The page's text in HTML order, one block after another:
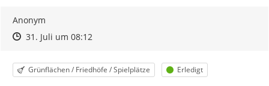
Anonym
Zeitpunkt des Erstellens
Zeitpunkt des Erstellens
31. Juli um 08:12Zur Äußerung
Kategorie
Grünflächen / Friedhöfe / Spielplätze Status
Erledigt